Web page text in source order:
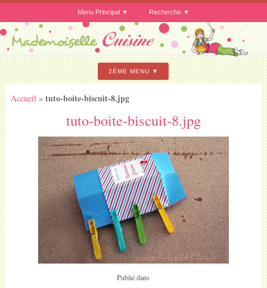
Menu Principal Recherche
2ÈME MENU
Accueil » tuto-boite-biscuit-8.jpg
tuto-boite-biscuit-8.jpg
Publié dans